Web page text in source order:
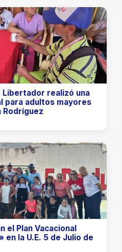
Libertador realizó una
para adultos mayores
Rodríguez
el Plan Vacacional
en la U.E. 5 de Julio de